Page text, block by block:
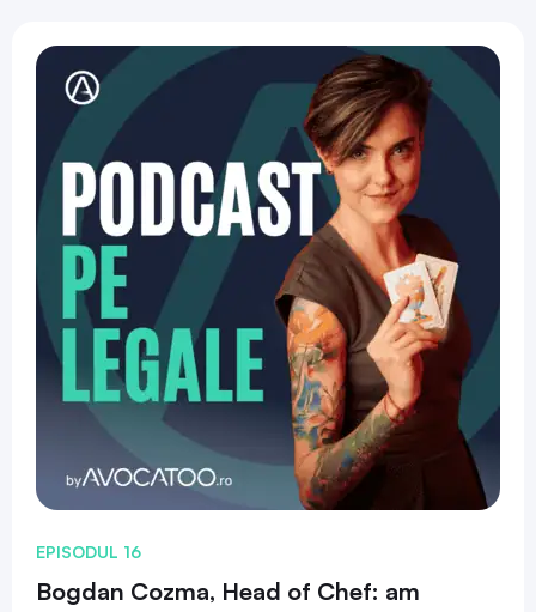
EPISODUL 16
Bogdan Cozma, Head of Chef: am